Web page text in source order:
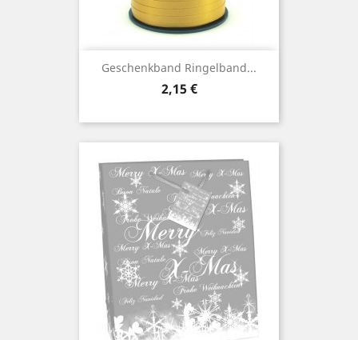
Geschenkband Ringelband...
Preis
2,15 €